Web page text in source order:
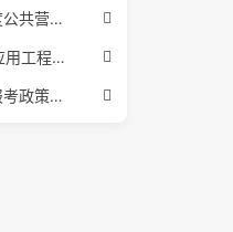
通知：2026年第三季度公共营养师四级培训报名安排正式发布
干货 | 2026 年 AIGC 应用工程师报考指南：报名流程、学历要求、培训课程、就业方向全梳理
2026年医疗陪诊顾问报考政策更新，全国报名入口与报考指南全同步